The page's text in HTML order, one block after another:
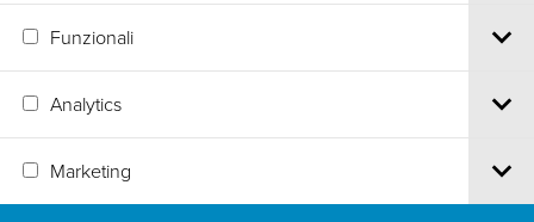
Funzionali
Analytics
Marketing
Tel.+39 0461 986120